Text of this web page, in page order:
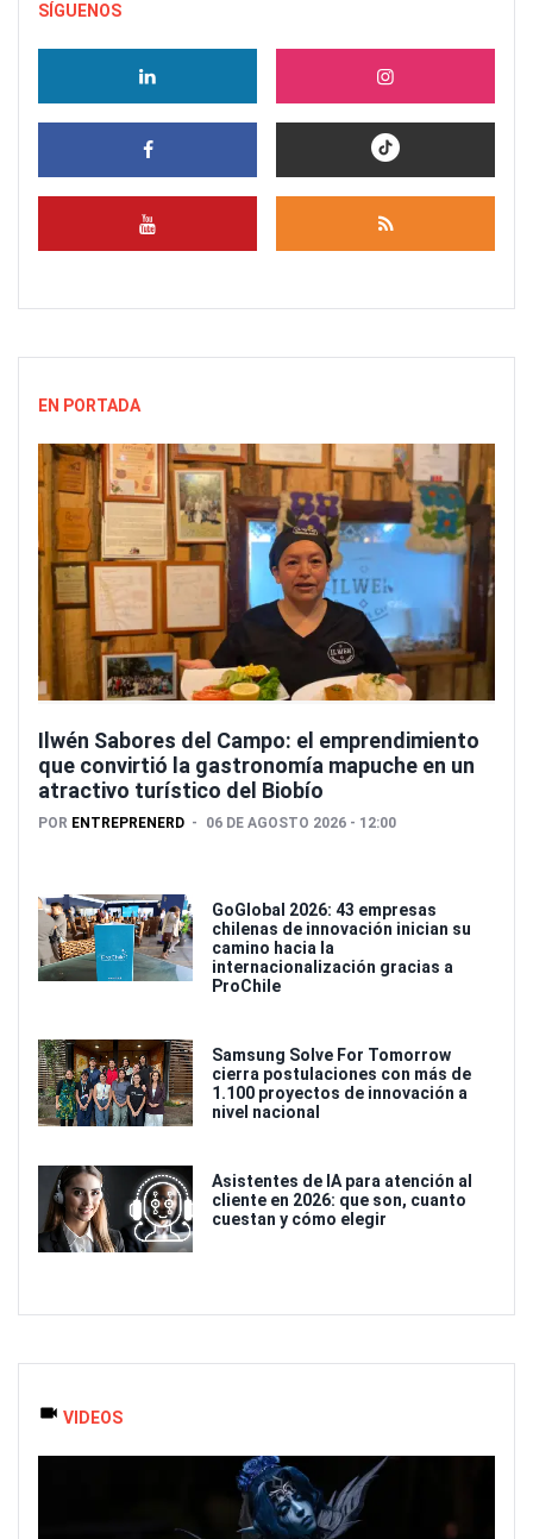
SÍGUENOS
EN PORTADA
Ilwén Sabores del Campo: el emprendimiento
que convirtió la gastronomía mapuche en un
atractivo turístico del Biobío
POR ENTREPRENERD 06 DE AGOSTO 2026 - 12:00
GoGlobal 2026: 43 empresas
chilenas de innovación inician su
camino hacia la
internacionalización gracias a
ProChile
Samsung Solve For Tomorrow
cierra postulaciones con más de
1.100 proyectos de innovación a
nivel nacional
Asistentes de IA para atención al
cliente en 2026: que son, cuanto
cuestan y cómo elegir
VIDEOS